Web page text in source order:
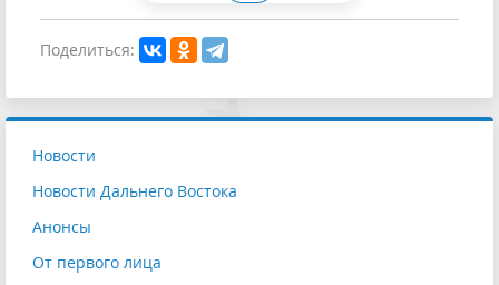
Поделиться:
Новости
Новости Дальнего Востока
Анонсы
От первого лица